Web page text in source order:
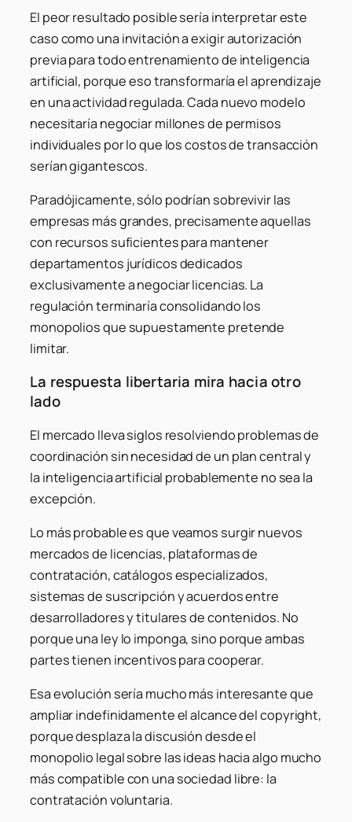
El peor resultado posible sería interpretar este
caso como una invitación a exigir autorización
previa para todo entrenamiento de inteligencia
artificial, porque eso transformaría el aprendizaje
en una actividad regulada. Cada nuevo modelo
necesitaría negociar millones de permisos
individuales por lo que los costos de transacción
serían gigantescos.
Paradójicamente, sólo podrían sobrevivir las
empresas más grandes, precisamente aquellas
con recursos suficientes para mantener
departamentos jurídicos dedicados
exclusivamente a negociar licencias. La
regulación terminaría consolidando los
monopolios que supuestamente pretende
limitar.
La respuesta libertaria mira hacia otro
lado
El mercado lleva siglos resolviendo problemas de
coordinación sin necesidad de un plan central y
la inteligencia artificial probablemente no sea la
excepción.
Lo más probable es que veamos surgir nuevos
mercados de licencias, plataformas de
contratación, catálogos especializados,
sistemas de suscripción y acuerdos entre
desarrolladores y titulares de contenidos. No
porque una ley lo imponga, sino porque ambas
partes tienen incentivos para cooperar.
Esa evolución sería mucho más interesante que
ampliar indefinidamente el alcance del copyright,
porque desplaza la discusión desde el
monopolio legal sobre las ideas hacia algo mucho
más compatible con una sociedad libre: la
contratación voluntaria.